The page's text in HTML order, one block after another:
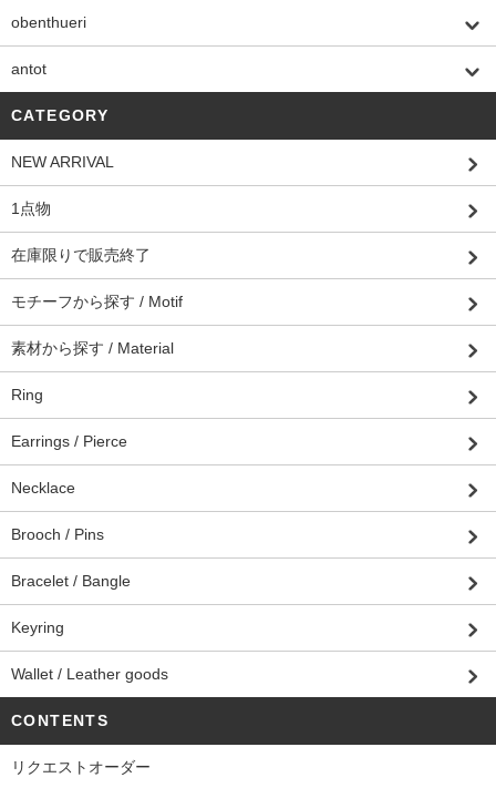
obenthueri
antot
CATEGORY
NEW ARRIVAL
1点物
在庫限りで販売終了
モチーフから探す / Motif
素材から探す / Material
Ring
Earrings / Pierce
Necklace
Brooch / Pins
Bracelet / Bangle
Keyring
Wallet / Leather goods
CONTENTS
リクエストオーダー